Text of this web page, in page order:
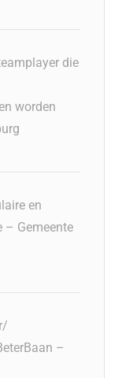
die
worden
en
– Gemeente
–